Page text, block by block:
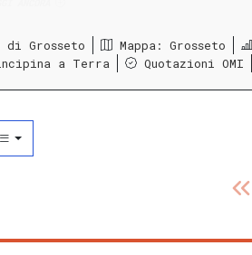
di Grosseto Mappa: Grosseto
a Terra
Quotazioni OMI